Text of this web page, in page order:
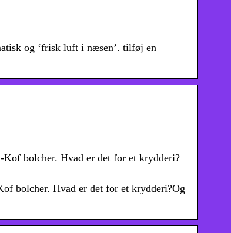
og ‘frisk luft i næsen’. tilføj en
bolcher. Hvad er det for et krydderi?
bolcher. Hvad er det for et krydderi?Og